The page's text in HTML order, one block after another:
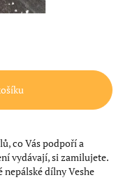
co Vás podpoří a
vydávají, si zamilujete.
nepálské dílny Veshe